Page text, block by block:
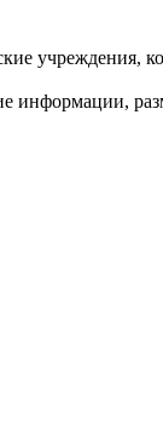
информации,